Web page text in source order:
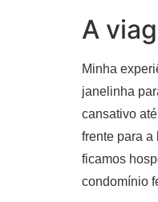
A
Minha
janelinha
cansativo
frente para
ficamos
condomínio